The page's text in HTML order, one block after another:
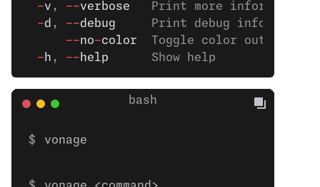
  -
v , --verbose
Print more information
  -
d , --debug
Print debug
      --
no-color
Toggle color output
  -
h , -- help
Show help
vonage